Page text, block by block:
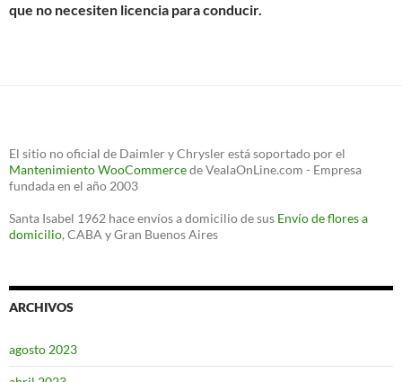
que no necesiten licencia para conducir.
El sitio no oficial de Daimler y Chrysler está soportado por el
Mantenimiento WooCommercede VealaOnLine.com - Empresa
fundada en el año 2003
Santa Isabel 1962 hace envíos a domicilio de sus Envío de flores a
domicilio, CABA y Gran Buenos Aires
ARCHIVOS
agosto 2023